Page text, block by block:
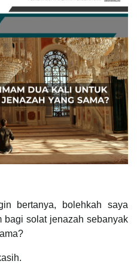
bertanya, bolehkah saya
bagi solat jenazah sebanyak